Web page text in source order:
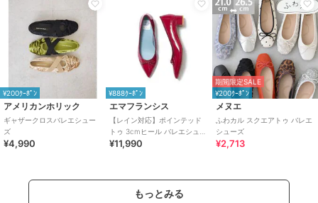
¥200ｸｰﾎﾟﾝ
アメリカンホリック
ギャザークロスバレエシュー
ズ
¥4,990
¥888ｸｰﾎﾟﾝ
エマフランシス
【レイン対応】ポインテッド
トゥ 3cmヒール バレエシュー
ズ
¥11,990
期間限定SALE
¥200ｸｰﾎﾟﾝ
メヌエ
ふわカル スクエアトゥ バレエ
シューズ
¥2,713
もっとみる